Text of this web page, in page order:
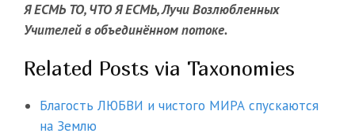
Я ЕСМЬ ТО, ЧТО Я ЕСМЬ, Лучи Возлюбленных
Учителей в объединённом потоке.
Related Posts via Taxonomies
Благость ЛЮБВИ и чистого МИРА спускаются
на Землю